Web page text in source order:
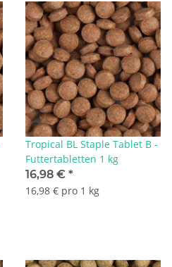
Tropical BL Staple Tablet B -
Futtertabletten 1 kg
16,98 € *
16,98 € pro 1 kg